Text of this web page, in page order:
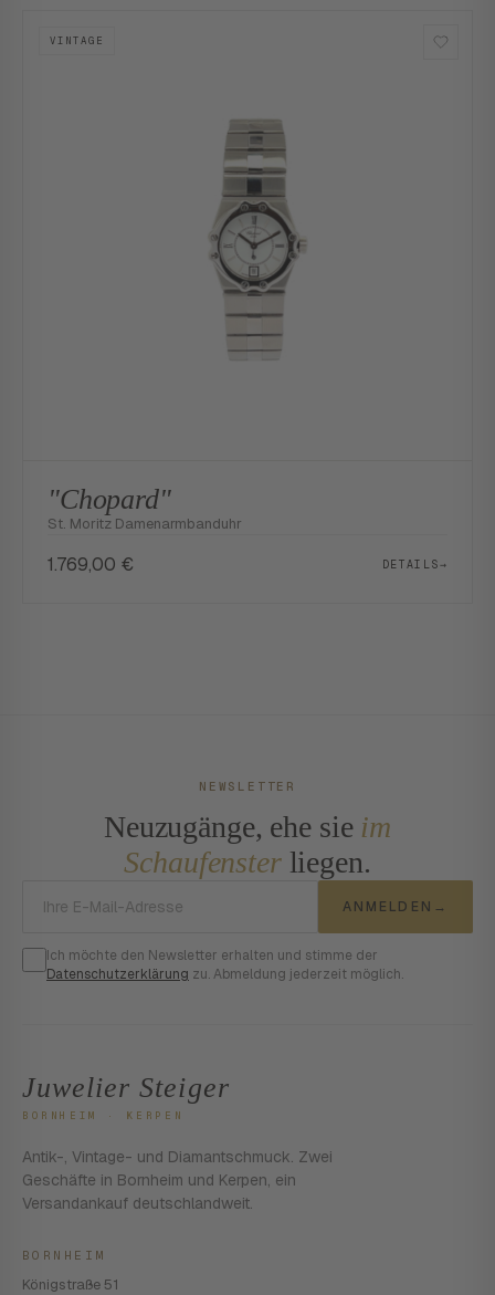
VINTAGE
"Chopard"
St. Moritz Damenarmbanduhr
1.769,00 € DETAILS→
NEWSLETTER
Neuzugänge, ehe sie im
Schaufensterliegen.
ANMELDEN →
Ich möchte den Newsletter erhalten und stimme der
Datenschutzerklärung zu. Abmeldung jederzeit möglich.
Juwelier Steiger
BORNHEIM · KERPEN
Antik-, Vintage- und Diamantschmuck. Zwei
Geschäfte in Bornheim und Kerpen, ein
Versandankauf deutschlandweit.
BORNHEIM
Königstraße 51